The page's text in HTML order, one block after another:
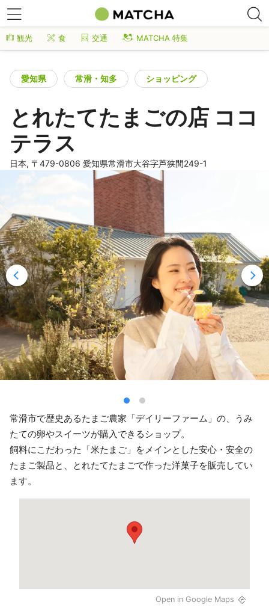
観光 食 交通 MATCHA 特集
愛知県 常滑・知多 ショッピング
とれたてたまごの店 ココ
テラス
日本, 〒479-0806 愛知県常滑市大谷字芦狭間249-1
常滑市で歴史あるたまご農家「デイリーファーム」の、うみ
たての卵やスイーツが購入できるショップ。
飼料にこだわった「米たまご」をメインとした安心・安全の
たまご製品と、とれたてたまごで作った洋菓子を販売してい
ます。
Open in Google Maps